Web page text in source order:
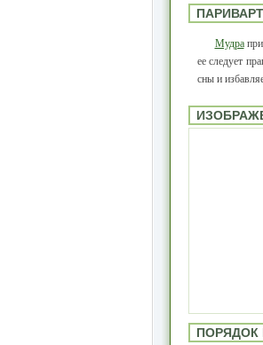
Мудра
ее следует
сны и
ПОРЯДОК